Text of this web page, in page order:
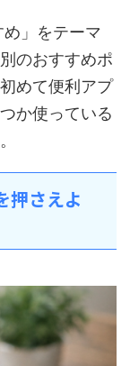
」をテーマ
のおすすめポ
めて便利アプ
か使っている
押さえよ